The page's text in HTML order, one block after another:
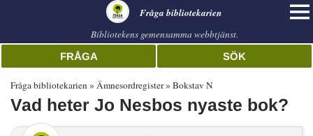
Fråga bibliotekarien
Bibliotekens gemensamma webbtjänst.
FRÅGA SÖK
Fråga bibliotekarien Ämnesordregister Bokstav N
Vad heter Jo Nesbos nyaste bok?